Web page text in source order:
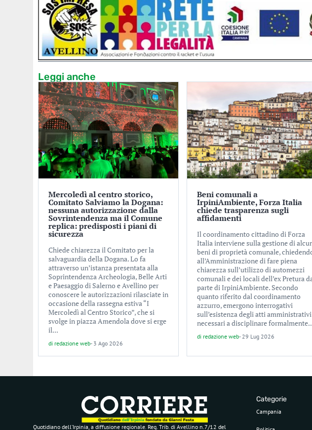
Leggi anche
Mercoledì al centro storico,
Comitato Salviamo la Dogana:
nessuna autorizzazione dalla
Sovrintendenza ma il Comune
replica: predisposti i piani di
sicurezza
Chiede chiarezza il Comitato per la
salvaguardia della Dogana. Lo fa
attraverso un’istanza presentata alla
Soprintendenza Archeologia, Belle Arti
e Paesaggio di Salerno e Avellino per
conoscere le autorizzazioni rilasciate in
occasione della rassegna estiva “I
Mercoledì al Centro Storico”, che si
svolge in piazza Amendola dove si erge
il...
di redazione web- 3 Ago 2026
Beni comunali a
IrpiniAmbiente, Forza Italia
chiede trasparenza sugli
affidamenti
Il coordinamento cittadino di Forza
Italia interviene sulla gestione di
beni di proprietà comunale,
all’Amministrazione di fare piena
chiarezza sull’utilizzo di automezzi
comunali e dei locali dell’ex Pretura
parte di IrpiniAmbiente. Secondo
quanto riferito dal coordinamento
azzurro, emergono interrogativi
sull’esistenza degli atti amministrativi
necessari a disciplinare
di redazione web- 29 Lug 2026
Quotidiano dell’Irpinia, a diffusione regionale. Reg. Trib. di Avellino n.7/12 del
Categorie
Campania